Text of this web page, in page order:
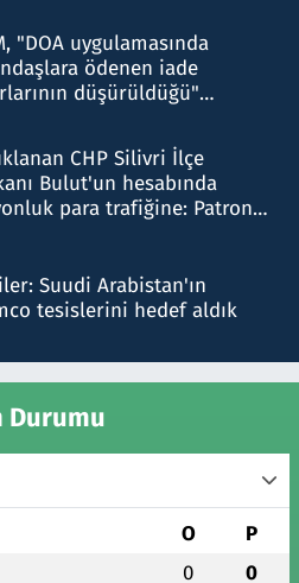
"DOA uygulamasında
ödenen iade
düşürüldüğü"
CHP Silivri İlçe
Bulut'un hesabında
para trafiğine: Patron
Suudi Arabistan'ın
tesislerini hedef aldık
Durumu
O P
0 0